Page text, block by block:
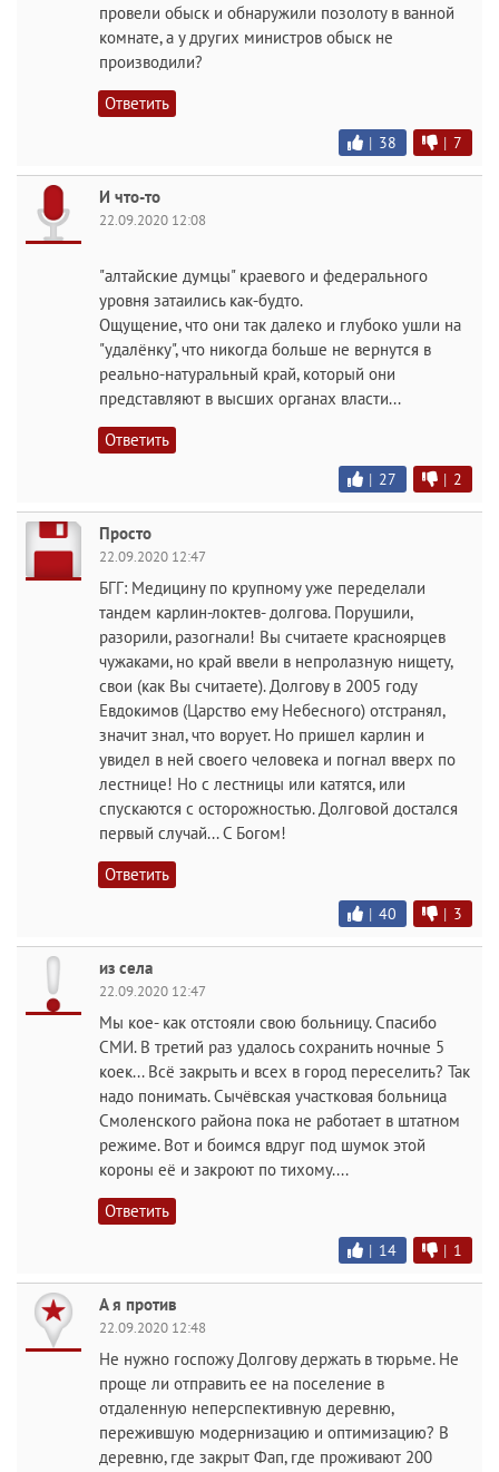
провели обыск и обнаружили позолоту в ванной
комнате, а у других министров обыск не
производили?
Ответить
| 38 | 7
И что-то
22.09.2020 12:08
"алтайские думцы" краевого и федерального
уровня затаились как-будто.
Ощущение, что они так далеко и глубоко ушли на
"удалёнку", что никогда больше не вернутся в
реально-натуральный край, который они
представляют в высших органах власти...
Ответить
| 27 | 2
Просто
22.09.2020 12:47
БГГ: Медицину по крупному уже переделали
тандем карлин-локтев- долгова. Порушили,
разорили, разогнали! Вы считаете красноярцев
чужаками, но край ввели в непролазную нищету,
свои (как Вы считаете). Долгову в 2005 году
Евдокимов (Царство ему Небесного) отстранял,
значит знал, что ворует. Но пришел карлин и
увидел в ней своего человека и погнал вверх по
лестнице! Но с лестницы или катятся, или
спускаются с осторожностью. Долговой достался
первый случай... С Богом!
Ответить
| 40 | 3
из села
22.09.2020 12:47
Мы кое- как отстояли свою больницу. Спасибо
СМИ. В третий раз удалось сохранить ночные 5
коек... Всё закрыть и всех в город переселить? Так
надо понимать. Сычёвская участковая больница
Смоленского района пока не работает в штатном
режиме. Вот и боимся вдруг под шумок этой
короны её и закроют по тихому....
Ответить
| 14 | 1
А я против
22.09.2020 12:48
Не нужно госпожу Долгову держать в тюрьме. Не
проще ли отправить ее на поселение в
отдаленную неперспективную деревню,
пережившую модернизацию и оптимизацию? В
деревню, где закрыт Фап, где проживают 200